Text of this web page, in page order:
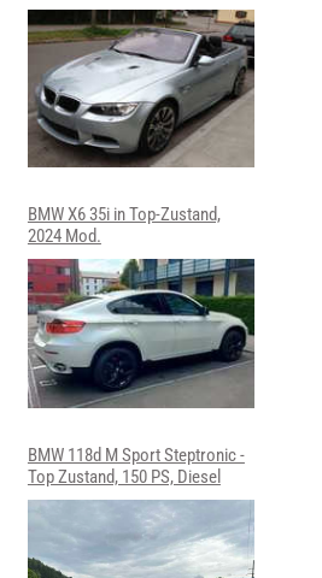
BMW X6 35i in Top-Zustand,
2024 Mod.
BMW 118d M Sport Steptronic -
Top Zustand, 150 PS, Diesel